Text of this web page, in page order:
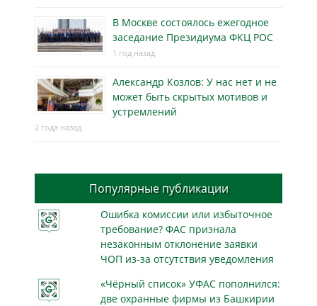
В Москве состоялось ежегодное
заседание Президиума ФКЦ РОС
1 год назад
Александр Козлов: У нас нет и не
может быть скрытых мотивов и
устремлений
2 года назад
Популярные публикации
Ошибка комиссии или избыточное
требование? ФАС признала
незаконным отклонение заявки
ЧОП из-за отсутствия уведомления
«Чёрный список» УФАС пополнился:
две охранные фирмы из Башкирии